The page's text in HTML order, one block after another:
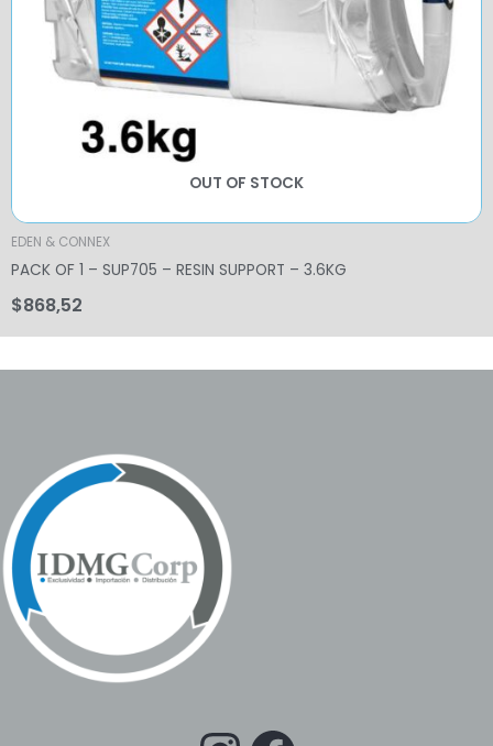
OUT OF STOCK
EDEN & CONNEX
PACK OF 1 – SUP705 – RESIN SUPPORT – 3.6KG
$868,52